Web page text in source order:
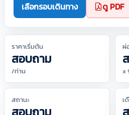
เลือกรอบเดินทาง ดู PDF
ราคาเริ่มต้น
สอบถาม
/ท่าน
ผ่
x
สถานะ เ